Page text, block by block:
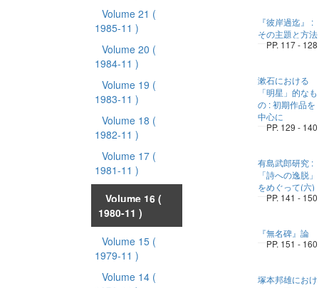
Volume 21 (
1985-11 )
Volume 20 (
1984-11 )
Volume 19 (
1983-11 )
Volume 18 (
1982-11 )
Volume 17 (
1981-11 )
Volume 16 (
1980-11 )
Volume 15 (
1979-11 )
Volume 14 (
『彼岸過迄』 :
その主題と方法
PP. 117 - 128
漱石における
「明星」的なも
の : 初期作品を
中心に
PP. 129 - 140
有島武郎研究 :
「詩への逸脱」
をめぐって(六)
PP. 141 - 150
『無名碑』論
PP. 151 - 160
塚本邦雄におけ